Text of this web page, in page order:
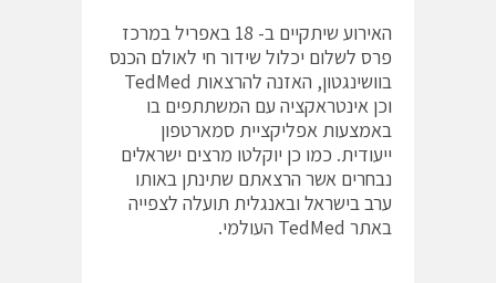
האירוע שיתקיים ב- 18 באפריל במרכז
פרס לשלום יכלול שידור חי לאולם הכנס
בוושינגטון, האזנה להרצאות TedMed
וכן אינטראקציה עם המשתתפים בו
באמצעות אפליקציית סמארטפון
ייעודית. כמו כן יוקלטו מרצים ישראלים
נבחרים אשר הרצאתם שתינתן באותו
ערב בישראל ובאנגלית תועלה לצפייה
באתר TedMed העולמי.